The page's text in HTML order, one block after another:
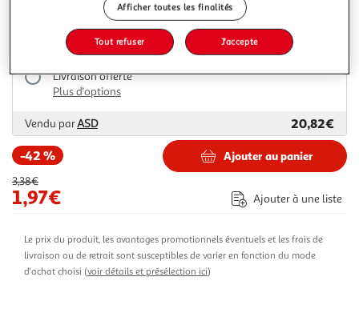
Multishop
Livraison offerte
Plus d'options
Vendu parASD
20,82€
-42 %
3,38€
1,97€
Ajouter au panier
Ajouter à une liste
Le prix du produit, les avantages promotionnels éventuels et les frais de
livraison ou de retrait sont susceptibles de varier en fonction du mode
d'achat choisi (voir détails et présélection ici)
Afficher toutes les finalités
Tout refuser J'accepte